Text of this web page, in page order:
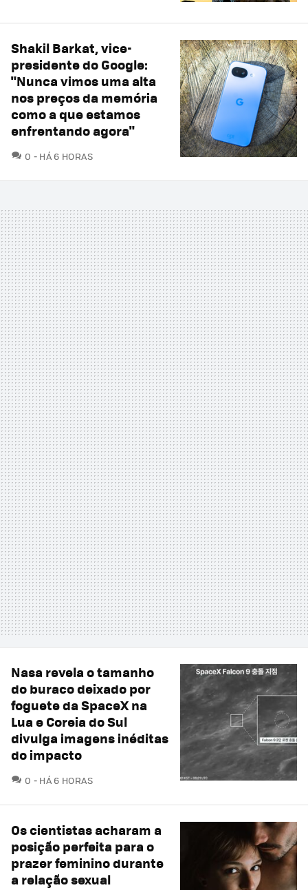
Shakil Barkat, vice-
presidente do Google:
"Nunca vimos uma alta
nos preços da memória
como a que estamos
enfrentando agora"
0 COMENTÁRIOS
HÁ 6 HORAS
Nasa revela o tamanho
do buraco deixado por
foguete da SpaceX na
Lua e Coreia do Sul
divulga imagens inéditas
do impacto
0 COMENTÁRIOS
HÁ 6 HORAS
Os cientistas acharam a
posição perfeita para o
prazer feminino durante
a relação sexual